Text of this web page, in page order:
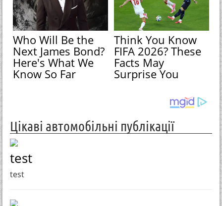
Who Will Be the
Next James Bond?
Here's What We
Know So Far
Think You Know
FIFA 2026? These
Facts May
Surprise You
Цікаві автомобільні публікації
test
test